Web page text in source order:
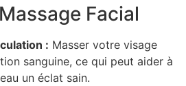
Facial
: Masser votre visage
sanguine, ce qui peut aider à
un éclat sain.